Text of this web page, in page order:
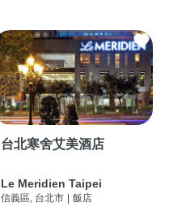
台北寒舍艾美酒店
Le Meridien Taipei
信義區, 台北市 | 飯店